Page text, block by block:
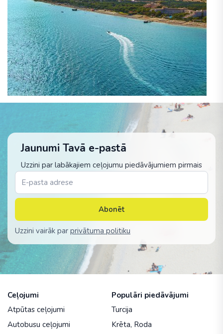
Jaunumi Tavā e-pastā
Uzzini par labākajiem ceļojumu piedāvājumiem pirmais
Abonēt
Uzzini vairāk par privātuma politiku
Ceļojumi
Atpūtas ceļojumi
Autobusu ceļojumi
Populāri piedāvājumi
Turcija
Krēta, Roda